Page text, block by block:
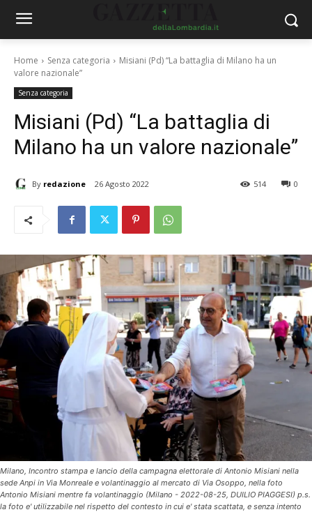
Home Senza categoria
Misiani (Pd) “La battaglia di Milano ha un
valore nazionale”
Senza categoria
Misiani (Pd) “La battaglia di
Milano ha un valore nazionale”
By redazione 26 Agosto 2022 0
514
Milano, Incontro stampa e lancio della campagna elettorale di Antonio Misiani nella
sede Anpi in Via Monreale e volantinaggio al mercato di Via Osoppo, nella foto
Antonio Misiani mentre fa volantinaggio (Milano - 2022-08-25, DUILIO PIAGGESI) p.s.
la foto e' utilizzabile nel rispetto del contesto in cui e' stata scattata, e senza intento